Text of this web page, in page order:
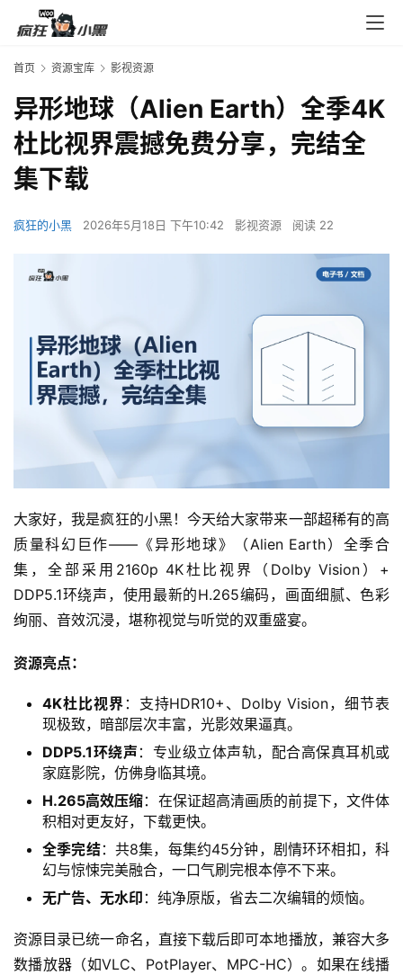
首页 资源宝库 影视资源
异形地球（Alien Earth）全季4K
杜比视界震撼免费分享，完结全
集下载
疯狂的小黑 2026年5月18日 下午10:42 影视资源 阅读 22
大家好，我是疯狂的小黑！今天给大家带来一部超稀有的高
质量科幻巨作——《异形地球》（Alien Earth）全季合
集，全部采用2160p 4K杜比视界（Dolby Vision）+
DDP5.1环绕声，使用最新的H.265编码，画面细腻、色彩
绚丽、音效沉浸，堪称视觉与听觉的双重盛宴。
资源亮点：
4K杜比视界 ：支持HDR10+、Dolby Vision，细节表
现极致，暗部层次丰富，光影效果逼真。
DDP5.1环绕声 ：专业级立体声轨，配合高保真耳机或
家庭影院，仿佛身临其境。
H.265高效压缩：在保证超高清画质的前提下，文件体
积相对更友好，下载更快。
全季完结：共8集，每集约45分钟，剧情环环相扣，科
幻与惊悚完美融合，一口气刷完根本停不下来。
无广告、无水印 ：纯净原版，省去二次编辑的烦恼。
资源目录已统一命名，直接下载后即可本地播放，兼容大多
数播放器（如VLC、PotPlayer、MPC-HC）。如果在线播